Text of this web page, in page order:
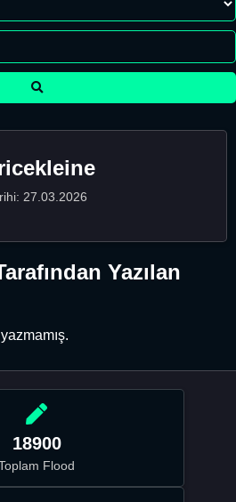
27.03.2026
Yazılan
18900
Flood